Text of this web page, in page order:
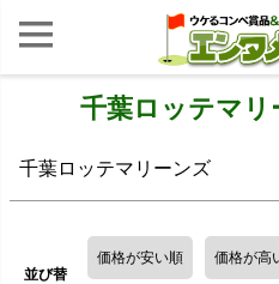
千葉ロッテマリ
千葉ロッテマリーンズ
レビュー順
キーワードヒット
検索
並び替
価格が安い順 価格が高